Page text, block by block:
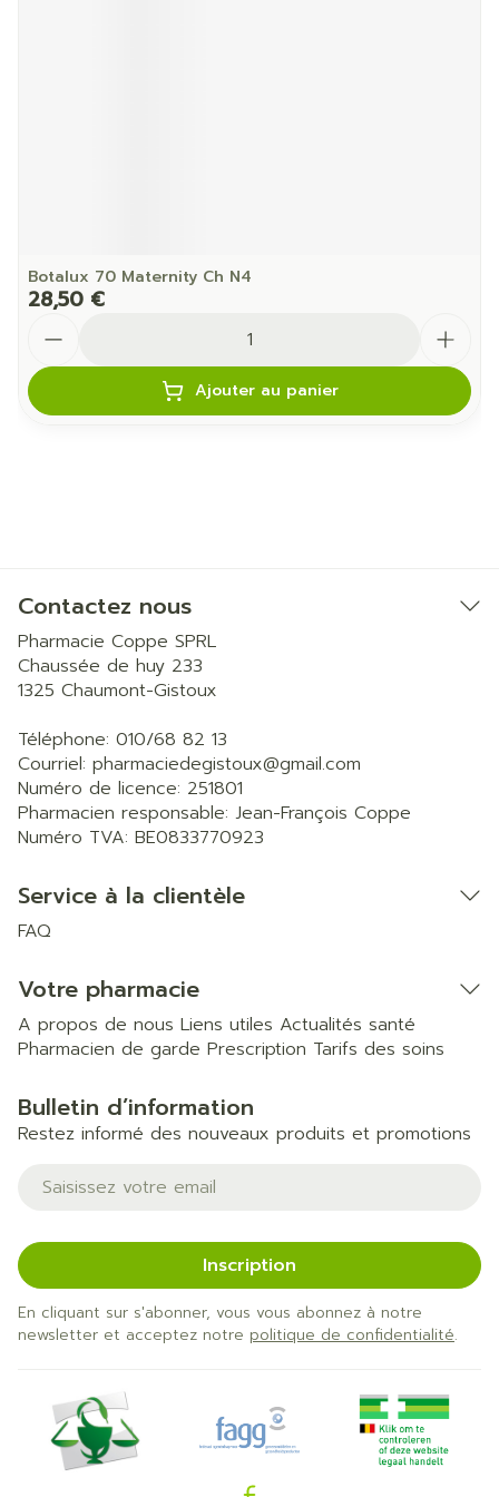
Botalux 70 Maternity Ch N4
28,50 €
Ajouter au panier
Contactez nous
Pharmacie Coppe SPRL
Chaussée de huy 233
1325 Chaumont-Gistoux
Téléphone: 010/68 82 13
Courriel: pharmaciedegistoux@gmail.com
Numéro de licence: 251801
Pharmacien responsable: Jean-François Coppe
Numéro TVA: BE0833770923
Service à la clientèle
FAQ
Votre pharmacie
A propos de nous Liens utiles Actualités santé
Pharmacien de garde Prescription Tarifs des soins
Bulletin d’information
Restez informé des nouveaux produits et promotions
Adresse mail
Inscription
En cliquant sur s'abonner, vous vous abonnez à notre
newsletter et acceptez notre politique de confidentialité.